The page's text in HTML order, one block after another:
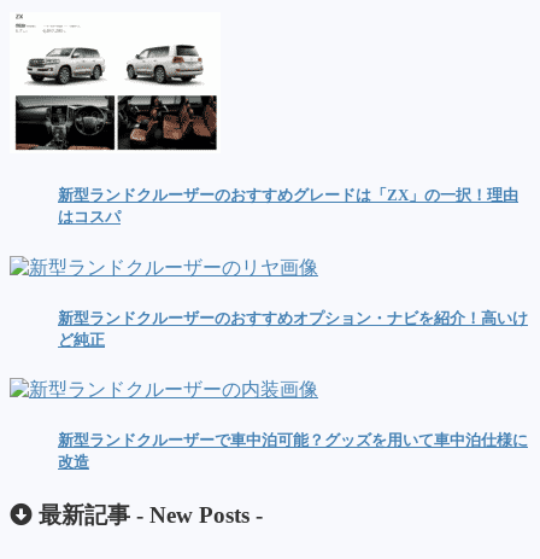
新型ランドクルーザーのおすすめグレードは「ZX」の一択！理由
はコスパ
新型ランドクルーザーのおすすめオプション・ナビを紹介！高いけ
ど純正
新型ランドクルーザーで車中泊可能？グッズを用いて車中泊仕様に
改造
最新記事 - New Posts -